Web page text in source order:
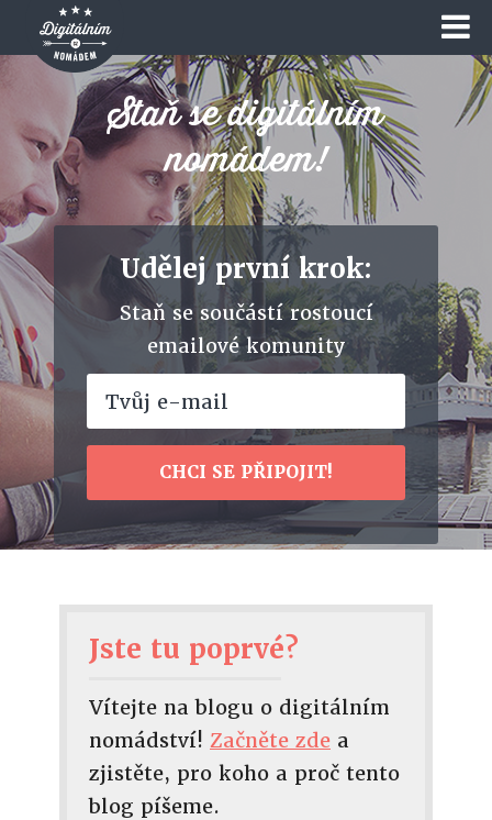
Udělej první krok:
Staň se součástí rostoucí
emailové komunity
Staň se digitálním
nomádem!
Jste tu poprvé?
Vítejte na blogu o digitálním
nomádství! Začněte zde a
zjistěte, pro koho a proč tento
blog píšeme.